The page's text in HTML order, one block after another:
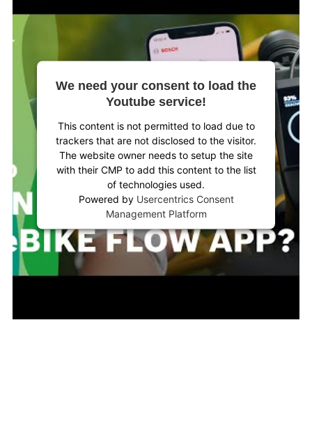
We need your consent to load the
Youtube service!
This content is not permitted to load due to
trackers that are not disclosed to the visitor.
The website owner needs to setup the site
with their CMP to add this content to the list
of technologies used.
Powered by Usercentrics Consent
Management Platform